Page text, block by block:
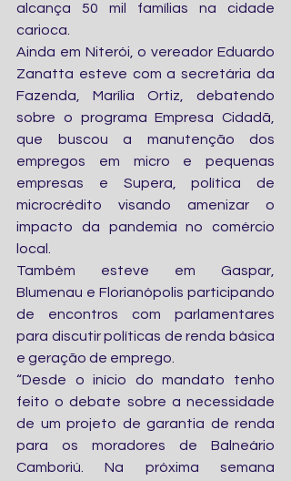
alcança 50 mil famílias na cidade
carioca.
Ainda em Niterói, o vereador Eduardo
Zanatta esteve com a secretária da
Fazenda, Marília Ortiz, debatendo
sobre o programa Empresa Cidadã,
que buscou a manutenção dos
empregos em micro e pequenas
empresas e Supera, política de
microcrédito visando amenizar o
impacto da pandemia no comércio
local.
Também esteve em Gaspar,
Blumenau e Florianópolis participando
de encontros com parlamentares
para discutir políticas de renda básica
e geração de emprego.
“Desde o início do mandato tenho
feito o debate sobre a necessidade
de um projeto de garantia de renda
para os moradores de Balneário
Camboriú. Na próxima semana